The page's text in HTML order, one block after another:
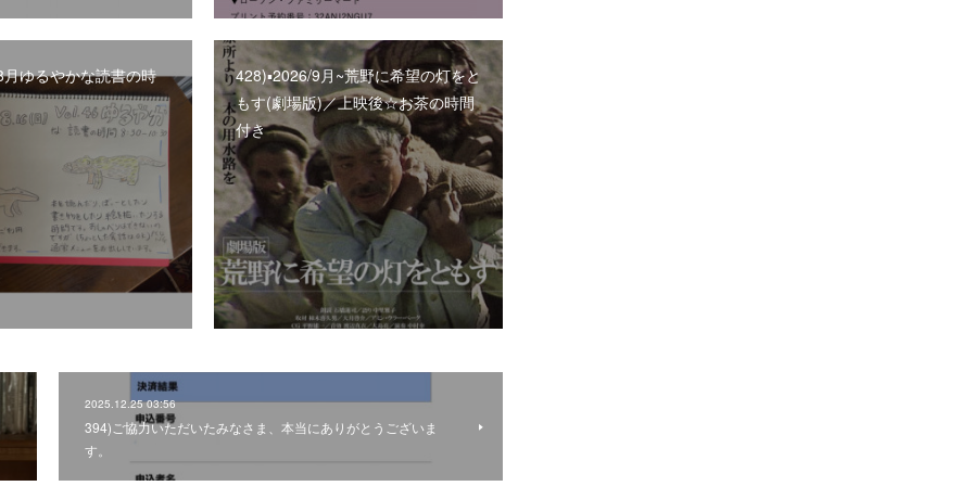
ゆるやかな読書の時
428)▪️2026/9月~荒野に希望の灯をと
もす(劇場版)／上映後☆お茶の時間
付き
2025.12.25 03:56
394)ご協力いただいたみなさま、本当にありがとうございま
す。